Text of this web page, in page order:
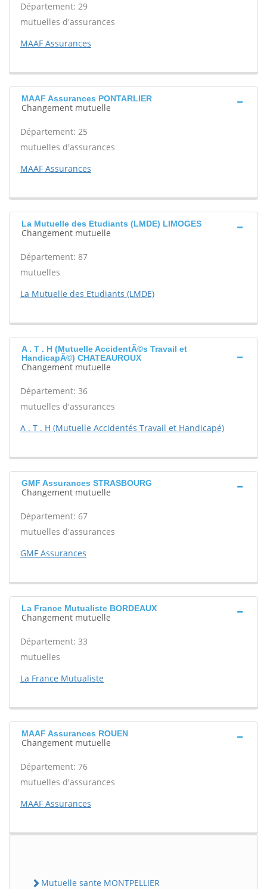
Département: 29
mutuelles d'assurances
MAAF Assurances
MAAF Assurances PONTARLIER
Changement mutuelle
Département: 25
mutuelles d'assurances
MAAF Assurances
La Mutuelle des Etudiants (LMDE) LIMOGES
Changement mutuelle
Département: 87
mutuelles
La Mutuelle des Etudiants (LMDE)
A . T . H (Mutuelle AccidentÃ©s Travail et
HandicapÃ©) CHATEAUROUX
Changement mutuelle
Département: 36
mutuelles d'assurances
A . T . H (Mutuelle Accidentés Travail et Handicapé)
GMF Assurances STRASBOURG
Changement mutuelle
Département: 67
mutuelles d'assurances
GMF Assurances
La France Mutualiste BORDEAUX
Changement mutuelle
Département: 33
mutuelles
La France Mutualiste
MAAF Assurances ROUEN
Changement mutuelle
Département: 76
mutuelles d'assurances
MAAF Assurances
Mutuelle sante MONTPELLIER